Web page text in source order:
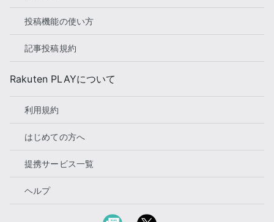
投稿機能の使い方
記事投稿規約
Rakuten PLAYについて
利用規約
はじめての方へ
提携サービス一覧
ヘルプ